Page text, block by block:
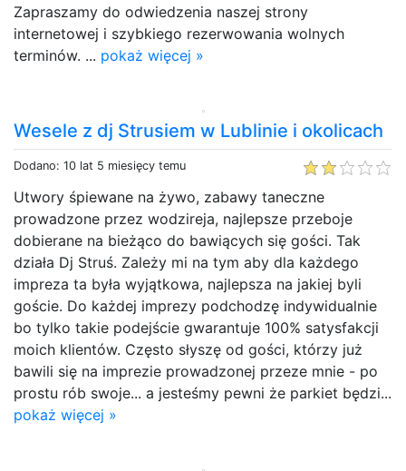
Zapraszamy do odwiedzenia naszej strony
internetowej i szybkiego rezerwowania wolnych
terminów. ... pokaż więcej »
Wesele z dj Strusiem w Lublinie i okolicach
Dodano: 10 lat 5 miesięcy temu
Utwory śpiewane na żywo, zabawy taneczne
prowadzone przez wodzireja, najlepsze przeboje
dobierane na bieżąco do bawiących się gości. Tak
działa Dj Struś. Zależy mi na tym aby dla każdego
impreza ta była wyjątkowa, najlepsza na jakiej byli
goście. Do każdej imprezy podchodzę indywidualnie
bo tylko takie podejście gwarantuje 100% satysfakcji
moich klientów. Często słyszę od gości, którzy już
bawili się na imprezie prowadzonej przeze mnie - po
prostu rób swoje... a jesteśmy pewni że parkiet będzi...
pokaż więcej »